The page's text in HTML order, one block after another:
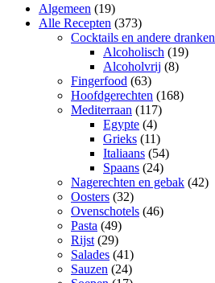
Algemeen (19)
Alle Recepten (373)
Cocktails en andere dranken
Alcoholisch (19)
Alcoholvrij (8)
Fingerfood (63)
Hoofdgerechten (168)
Mediterraan (117)
Egypte (4)
Grieks (11)
Italiaans (54)
Spaans (24)
Nagerechten en gebak (42)
Oosters (32)
Ovenschotels (46)
Pasta (49)
Rijst (29)
Salades (41)
Sauzen (24)